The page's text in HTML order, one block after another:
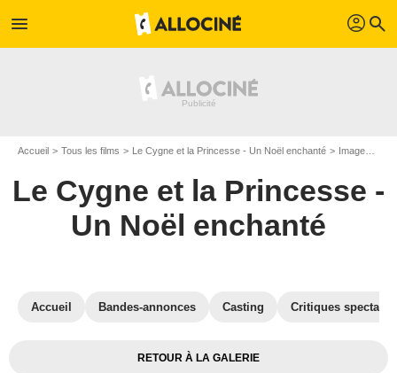
menu profil search
Accueil Tous les films Le Cygne et la Princesse - Un Noël enchanté Images du film Le Cygne et la Princesse - Un Noël enchanté
Le Cygne et la Princesse -
Un Noël enchanté
Accueil Bandes-annonces Casting Critiques
RETOUR À LA GALERIE